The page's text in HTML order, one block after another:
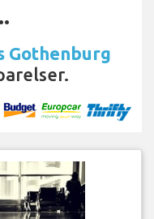
Gothenburg